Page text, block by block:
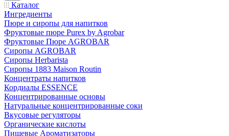
Каталог
Ингредиенты
Пюре и сиропы для напитков
Фруктовые пюре Purex by Agrobar
Фруктовые Пюре AGROBAR
Сиропы AGROBAR
Сиропы Herbarista
Сиропы 1883 Maison Routin
Концентраты напитков
Кордиалы ESSENCE
Концентрированные основы
Натуральные концентрированные соки
Вкусовые регуляторы
Органические кислоты
Пищевые Ароматизаторы